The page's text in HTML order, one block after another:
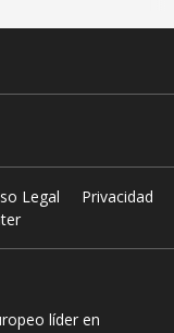
Legal
Privacidad
líder en